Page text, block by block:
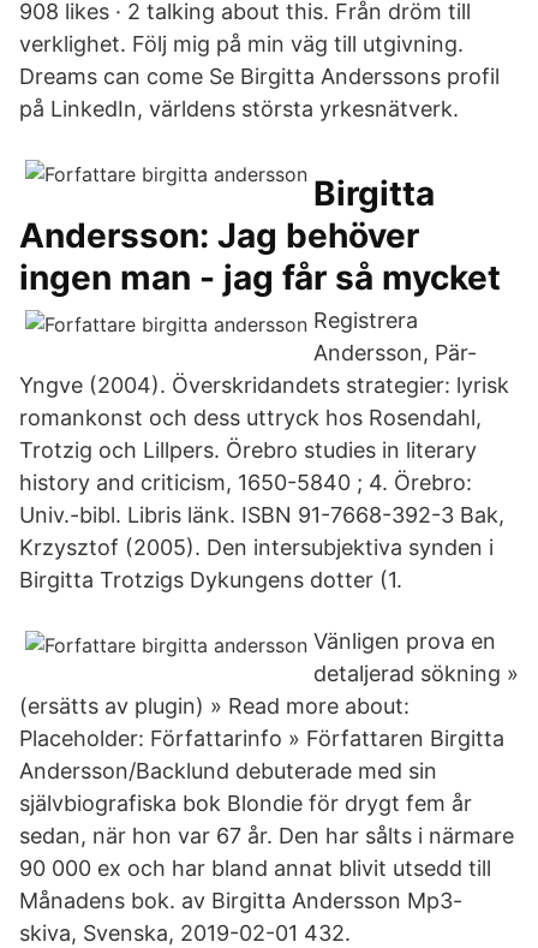
908 likes · 2 talking about this. Från dröm till
verklighet. Följ mig på min väg till utgivning.
Dreams can come Se Birgitta Anderssons profil
på LinkedIn, världens största yrkesnätverk.
Birgitta
Andersson: Jag behöver
ingen man - jag får så mycket
Registrera
Andersson, Pär-
Yngve (2004). Överskridandets strategier: lyrisk
romankonst och dess uttryck hos Rosendahl,
Trotzig och Lillpers. Örebro studies in literary
history and criticism, 1650-5840 ; 4. Örebro:
Univ.-bibl. Libris länk. ISBN 91-7668-392-3 Bak,
Krzysztof (2005). Den intersubjektiva synden i
Birgitta Trotzigs Dykungens dotter (1.
Vänligen prova en
detaljerad sökning »
(ersätts av plugin) » Read more about:
Placeholder: Författarinfo » Författaren Birgitta
Andersson/Backlund debuterade med sin
självbiografiska bok Blondie för drygt fem år
sedan, när hon var 67 år. Den har sålts i närmare
90 000 ex och har bland annat blivit utsedd till
Månadens bok. av Birgitta Andersson Mp3-
skiva, Svenska, 2019-02-01 432.